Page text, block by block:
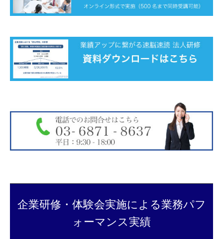
企業研修・体験会実施による業務パフ
ォーマンス実績